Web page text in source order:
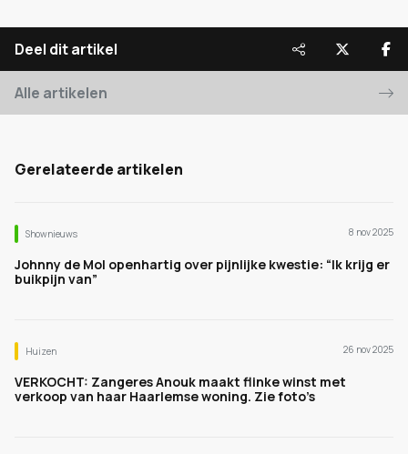
Deel dit artikel
Alle artikelen
Gerelateerde artikelen
Shownieuws 8 nov 2025
Johnny de Mol openhartig over pijnlijke kwestie: “Ik krijg er
buikpijn van”
Huizen 26 nov 2025
VERKOCHT: Zangeres Anouk maakt flinke winst met
verkoop van haar Haarlemse woning. Zie foto’s